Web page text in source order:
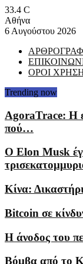
33.4 C
Αθήνα
6 Αυγούστου 2026
ΟΡΟΙ
Trending now
AgoraTrace: Η
πού…
Ο Elon Musk
Κίνα:
Bitcoin σε
Η άνοδος του
Βόμβα από το